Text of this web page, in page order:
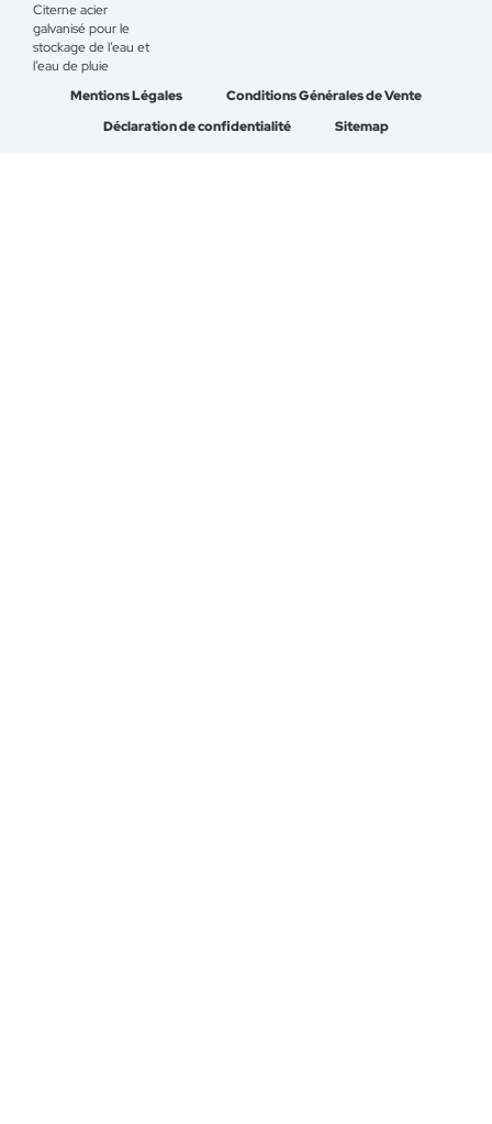
Citerne acier
galvanisé pour le
stockage de l’eau et
l’eau de pluie
Mentions Légales
Conditions Générales de Vente
Déclaration de confidentialité
Sitemap